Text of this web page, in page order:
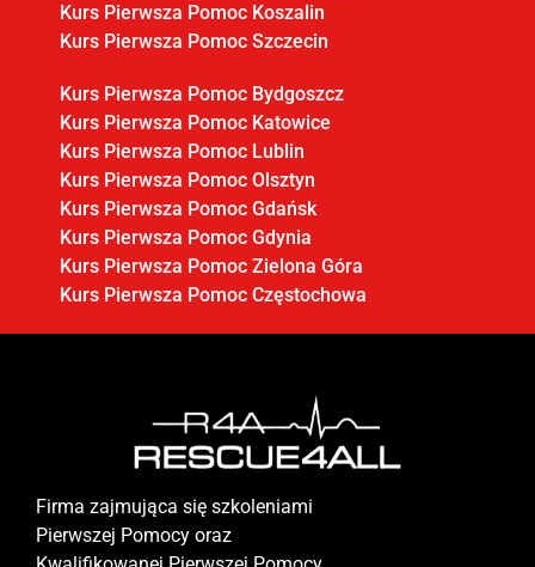
Kurs Pierwsza Pomoc Koszalin
Kurs Pierwsza Pomoc Szczecin
Kurs Pierwsza Pomoc Bydgoszcz
Kurs Pierwsza Pomoc Katowice
Kurs Pierwsza Pomoc Lublin
Kurs Pierwsza Pomoc Olsztyn
Kurs Pierwsza Pomoc Gdańsk
Kurs Pierwsza Pomoc Gdynia
Kurs Pierwsza Pomoc Zielona Góra
Kurs Pierwsza Pomoc Częstochowa
Firma zajmująca się szkoleniami
Pierwszej Pomocy oraz